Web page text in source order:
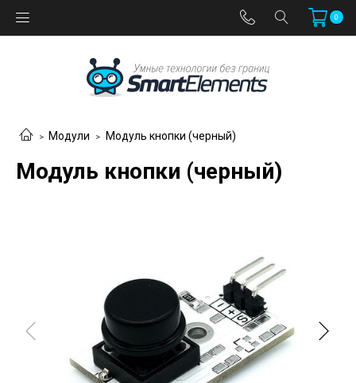
0
Модули Модуль кнопки (черный)
Модуль кнопки (черный)